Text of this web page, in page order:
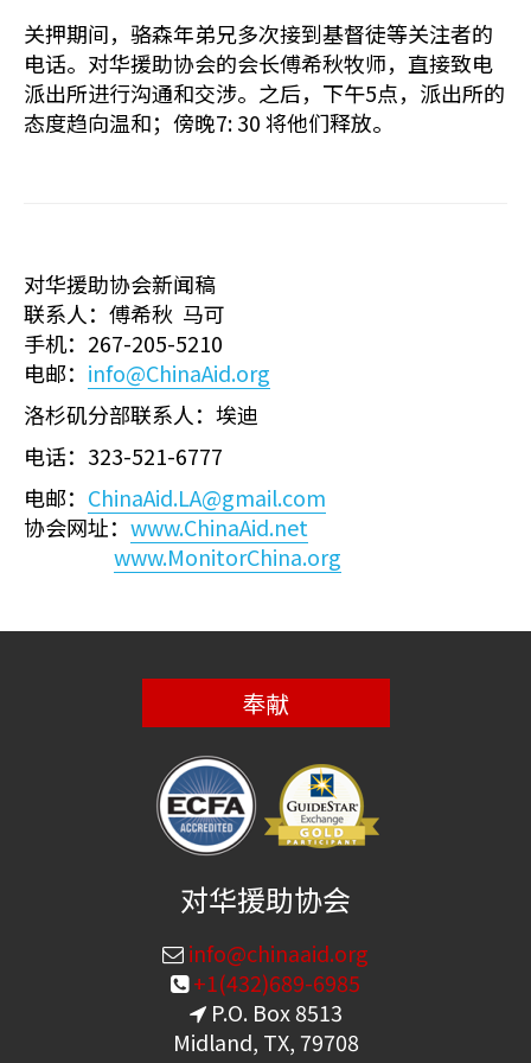
关押期间，骆森年弟兄多次接到基督徒等关注者的
电话。对华援助协会的会长傅希秋牧师，直接致电
派出所进行沟通和交涉。之后，下午5点，派出所的
态度趋向温和；傍晚7: 30 将他们释放。
对华援助协会新闻稿
联系人：傅希秋 马可
手机：267-205-5210
电邮： info@ChinaAid.org
洛杉矶分部联系人：埃迪
电话：323-521-6777
电邮： ChinaAid.LA@gmail.com
协会网址： www.ChinaAid.net
www.MonitorChina.org
奉献
对华援助协会
info@chinaaid.org
+1(432)689-6985
P.O. Box 8513
Midland, TX, 79708